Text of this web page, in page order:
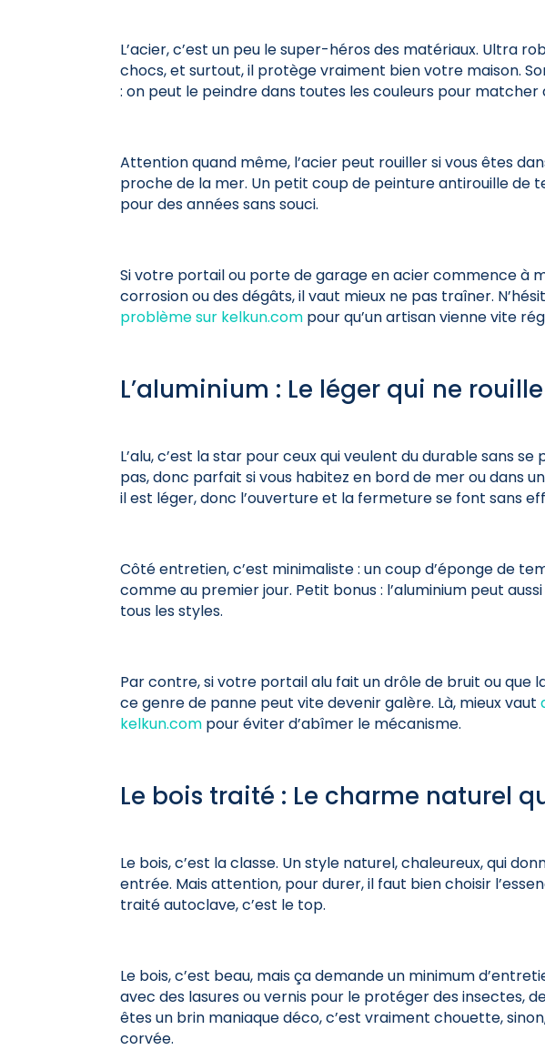
L’acier, c’est un peu le super-héros des matériaux. Ultra
chocs, et surtout, il protège vraiment bien votre maison.
: on peut le peindre dans toutes les couleurs pour
Attention quand même, l’acier peut rouiller si vous êtes
proche de la mer. Un petit coup de peinture antirouille de
pour des années sans souci.
Si votre portail ou porte de garage en acier commence à
corrosion ou des dégâts, il vaut mieux ne pas traîner.
problème sur kelkun.com pour qu’un artisan vienne vite
L’aluminium : Le léger qui ne
L’alu, c’est la star pour ceux qui veulent du durable sans
pas, donc parfait si vous habitez en bord de mer ou dans
il est léger, donc l’ouverture et la fermeture se font sans
Côté entretien, c’est minimaliste : un coup d’éponge de
comme au premier jour. Petit bonus : l’aluminium peut
tous les styles.
Par contre, si votre portail alu fait un drôle de bruit ou que
ce genre de panne peut vite devenir galère. Là, mieux vaut
kelkun.com pour éviter d’abîmer le mécanisme.
Le bois traité : Le charme naturel
Le bois, c’est la classe. Un style naturel, chaleureux, qui
entrée. Mais attention, pour durer, il faut bien choisir
traité autoclave, c’est le top.
Le bois, c’est beau, mais ça demande un minimum
avec des lasures ou vernis pour le protéger des insectes,
êtes un brin maniaque déco, c’est vraiment chouette,
corvée.